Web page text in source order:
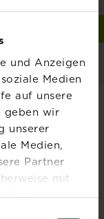
und Anzeigen
Medien
auf unsere
geben wir
unserer
Medien,
Partner
mit
ihnen